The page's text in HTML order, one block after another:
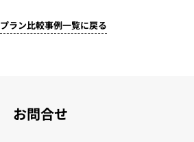
プラン比較事例一覧に戻る
お問合せ